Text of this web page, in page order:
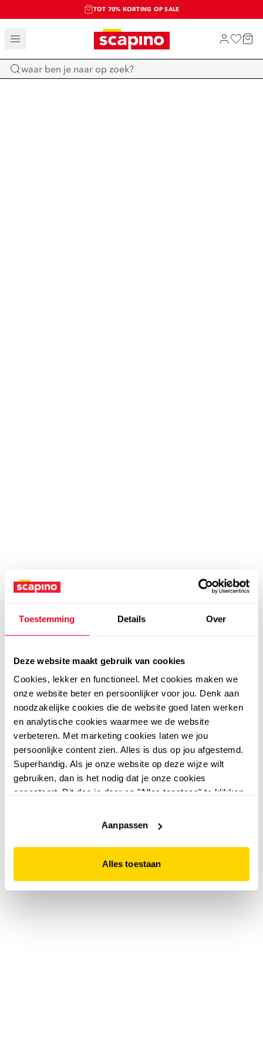
Toestemming Details Over
Deze website maakt gebruik van cookies
Cookies, lekker en functioneel. Met cookies maken we
onze website beter en persoonlijker voor jou. Denk aan
noodzakelijke cookies die de website goed laten werken
en analytische cookies waarmee we de website
verbeteren. Met marketing cookies laten we jou
persoonlijke content zien. Alles is dus op jou afgestemd.
Superhandig. Als je onze website op deze wijze wilt
gebruiken, dan is het nodig dat je onze cookies
accepteert. Dit doe je door op "Alles toestaan" te klikken.
website niet optimaal functioneert.
Aanpassen
Alles toestaan
TOT 70% KORTING OP SALE
SALE: LAATSTE KANS!
SHOP NIEUW
Home